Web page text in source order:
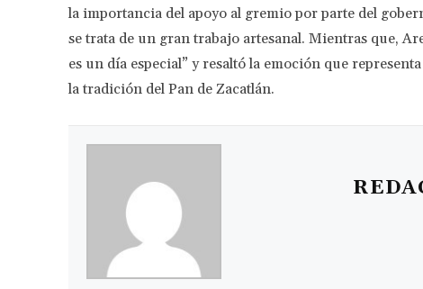
la importancia del apoyo al gremio por parte del
se trata de un gran trabajo artesanal. Mientras que,
es un día especial” y resaltó la emoción que
la tradición del Pan de Zacatlán.